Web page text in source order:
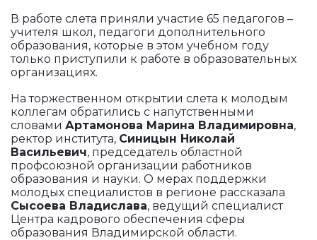
В работе слета приняли участие 65 педагогов –
учителя школ, педагоги дополнительного
образования, которые в этом учебном году
только приступили к работе в образовательных
организациях.
На торжественном открытии слета к молодым
коллегам обратились с напутственными
словами Артамонова Марина Владимировна,
ректор института, Синицын Николай
Васильевич, председатель областной
профсоюзной организации работников
образования и науки. О мерах поддержки
молодых специалистов в регионе рассказала
Сысоева Владислава, ведущий специалист
Центра кадрового обеспечения сферы
образования Владимирской области.